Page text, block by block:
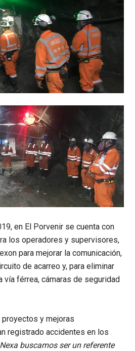
en El Porvenir se cuenta con
los operadores y supervisores,
para mejorar la comunicación,
de acarreo y, para eliminar
vía férrea, cámaras de seguridad
y mejoras
registrado accidentes en los
buscamos ser un referente